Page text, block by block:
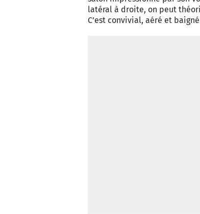
latéral à droite, on peut
C’est convivial, aéré et